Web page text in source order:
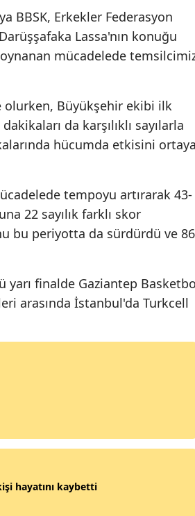
İzmir
Kars
Kayseri
Kırklareli
Kocaeli
Konya
Malatya
Manisa
Nevşehir
BBSK, Erkekler Federasyon
Lassa'nın konuğu
mücadelede
olurken, Büyükşehir ekibi ilk
da karşılıklı sayılarla
hücumda etkisini
tempoyu artırarak 43-
22 sayılık farklı skor
bu periyotta da sürdürdü ve
finalde Gaziantep
arasında İstanbul'da Turkcell
hayatını kaybetti